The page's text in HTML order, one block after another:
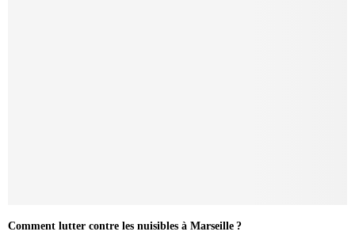
Comment lutter contre les nuisibles à Marseille ?